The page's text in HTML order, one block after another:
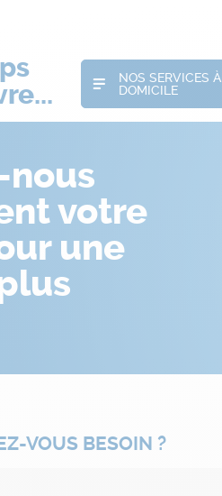
NOS SERVICES À
DOMICILE
nous
votre
une
VOUS BESOIN ?